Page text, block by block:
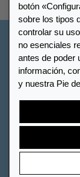
botón
sobre los tipos
controlar su
no esenciales
antes de poder
información,
y nuestra Pie
© 2026